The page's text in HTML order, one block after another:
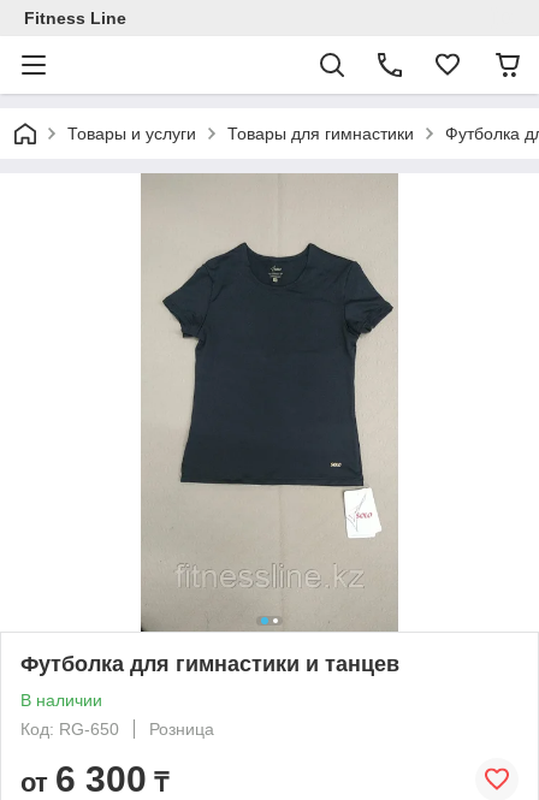
Fitness Line
Товары и услуги Товары для гимнастики Футболка
Футболка для гимнастики и танцев
В наличии
Код: RG-650
Розница
от 6 300 ₸